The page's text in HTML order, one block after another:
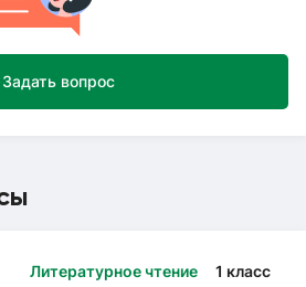
Задать вопрос
Литературное чтение 1 класс